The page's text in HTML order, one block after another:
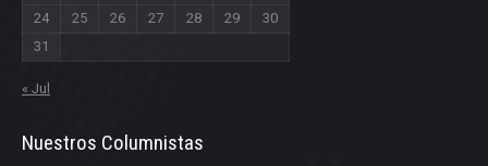
24
25 26 27 28 29
30
31
« Jul
Nuestros Columnistas